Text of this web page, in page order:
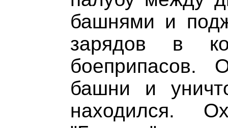
башнями и
зарядов в
боеприпасов.
башни и
находился.